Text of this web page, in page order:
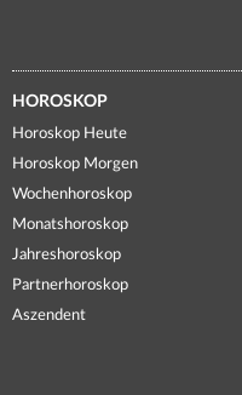
HOROSKOP
Horoskop Heute
Horoskop Morgen
Wochenhoroskop
Monatshoroskop
Jahreshoroskop
Partnerhoroskop
Aszendent